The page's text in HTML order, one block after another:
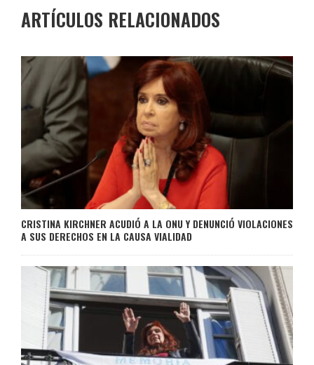
ARTÍCULOS RELACIONADOS
CRISTINA KIRCHNER ACUDIÓ A LA ONU Y DENUNCIÓ VIOLACIONES
A SUS DERECHOS EN LA CAUSA VIALIDAD